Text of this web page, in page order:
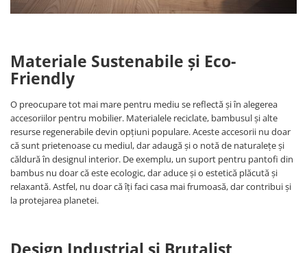
Materiale Sustenabile și Eco-
Friendly
O preocupare tot mai mare pentru mediu se reflectă și în alegerea
accesoriilor pentru mobilier. Materialele reciclate, bambusul și alte
resurse regenerabile devin opțiuni populare. Aceste accesorii nu doar
că sunt prietenoase cu mediul, dar adaugă și o notă de naturalețe și
căldură în designul interior. De exemplu, un suport pentru pantofi din
bambus nu doar că este ecologic, dar aduce și o estetică plăcută și
relaxantă. Astfel, nu doar că îți faci casa mai frumoasă, dar contribui și
la protejarea planetei.